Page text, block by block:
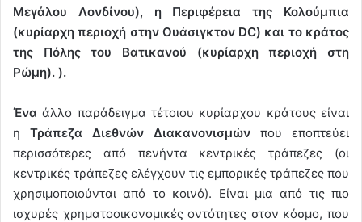
Μεγάλου Λονδίνου), η Περιφέρεια της Κολούμπια
(κυρίαρχη περιοχή στην Ουάσιγκτον DC) και το κράτος
της Πόλης του Βατικανού (κυρίαρχη περιοχή στη
Ρώμη). ).
Ένα άλλο παράδειγμα τέτοιου κυρίαρχου κράτους είναι
η Τράπεζα Διεθνών Διακανονισμών που εποπτεύει
περισσότερες από πενήντα κεντρικές τράπεζες (οι
κεντρικές τράπεζες ελέγχουν τις εμπορικές τράπεζες που
χρησιμοποιούνται από το κοινό). Είναι μια από τις πιο
ισχυρές χρηματοοικονομικές οντότητες στον κόσμο, που